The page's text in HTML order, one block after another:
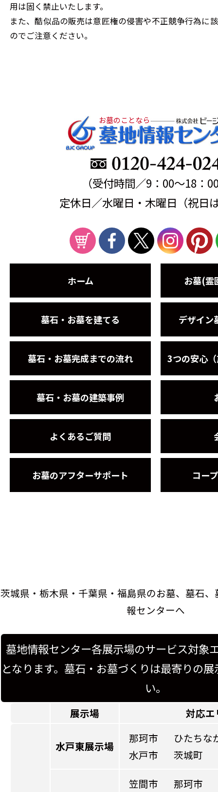
用は固く禁止いたします。
また、酷似品の販売は意匠権の侵害や不正競争行為に
のでご注意ください。
お墓のことなら
（受付時間／9：00～18：
定休日／水曜日・木曜日（祝日
ホーム
墓石・お墓を建てる
墓石・お墓完成までの流れ
墓石・お墓の建築事例
よくあるご質問
お墓のアフターサポート
お墓(霊
デザイン
3つの安心
コー
茨城県・栃木県・千葉県・福島県のお墓、墓石
報センターへ
墓地情報センター各展示場のサービス対象
となります。墓石・お墓づくりは最寄りの
い。
展示場 対応エ
水戸東展示場
那珂市
ひたちな
水戸市
茨城町
笠間市 那珂市